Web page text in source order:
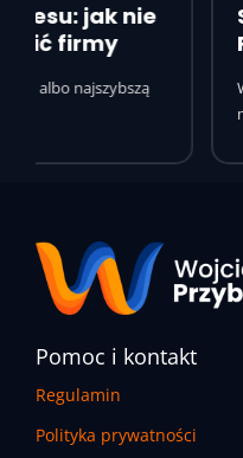
Skalowanie
ROAS, LTV i
Większa sprzedaż nie
Pomoc i kontakt
Regulamin
Polityka prywatności